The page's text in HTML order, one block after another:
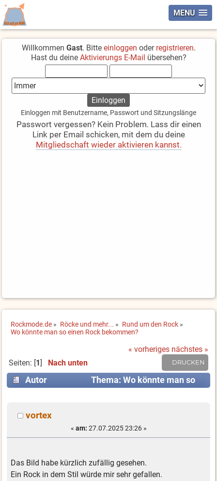
MENU
Willkommen Gast. Bitte einloggen oder registrieren.
Hast du deine Aktivierungs E-Mail übersehen?
Einloggen mit Benutzername, Passwort und Sitzungslänge
Passwort vergessen? Kein Problem. Lass dir einen
Link per Email schicken, mit dem du deine
Mitgliedschaft wieder aktivieren kannst.
Rockmode.de » Röcke und mehr... » Rund um den Rock »
Wo könnte man so einen Rock bekommen?
« vorheriges nächstes »
DRUCKEN
Seiten: [1] Nach unten
Autor
Thema: Wo könnte man so
vortex
« am: 27.07.2025 23:26 »
Das Bild habe kürzlich zufällig gesehen.
Ein Rock in dem Stil würde mir sehr gefallen.